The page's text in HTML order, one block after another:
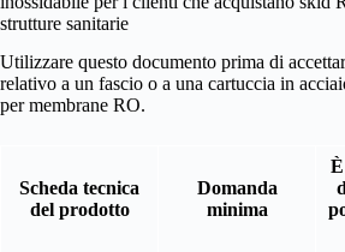
strutture sanitarie
Utilizzare questo documento prima di
relativo a un fascio o a una cartuccia in
per membrane RO.
Scheda tecnica
del prodotto
Domanda
minima